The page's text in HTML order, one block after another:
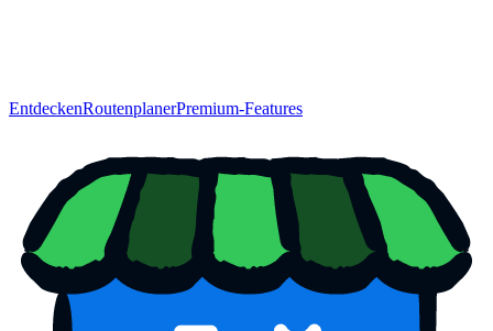
EntdeckenRoutenplanerPremium-Features